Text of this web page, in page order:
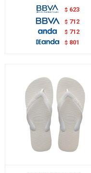
$ 623
$ 712
$ 712
$ 801